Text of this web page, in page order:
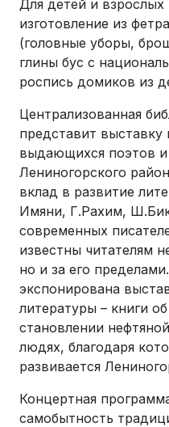
Для детей и
изготовление из
(головные уборы,
глины бус с
роспись домиков из
Централизованная
представит выставку
выдающихся поэтов и
Лениногорского
вклад в развитие
Имяни, Г.Рахим,
современных
известны читателям
но и за его
экспонирована
литературы – книги
становлении
людях, благодаря
развивается
Концертная
самобытность